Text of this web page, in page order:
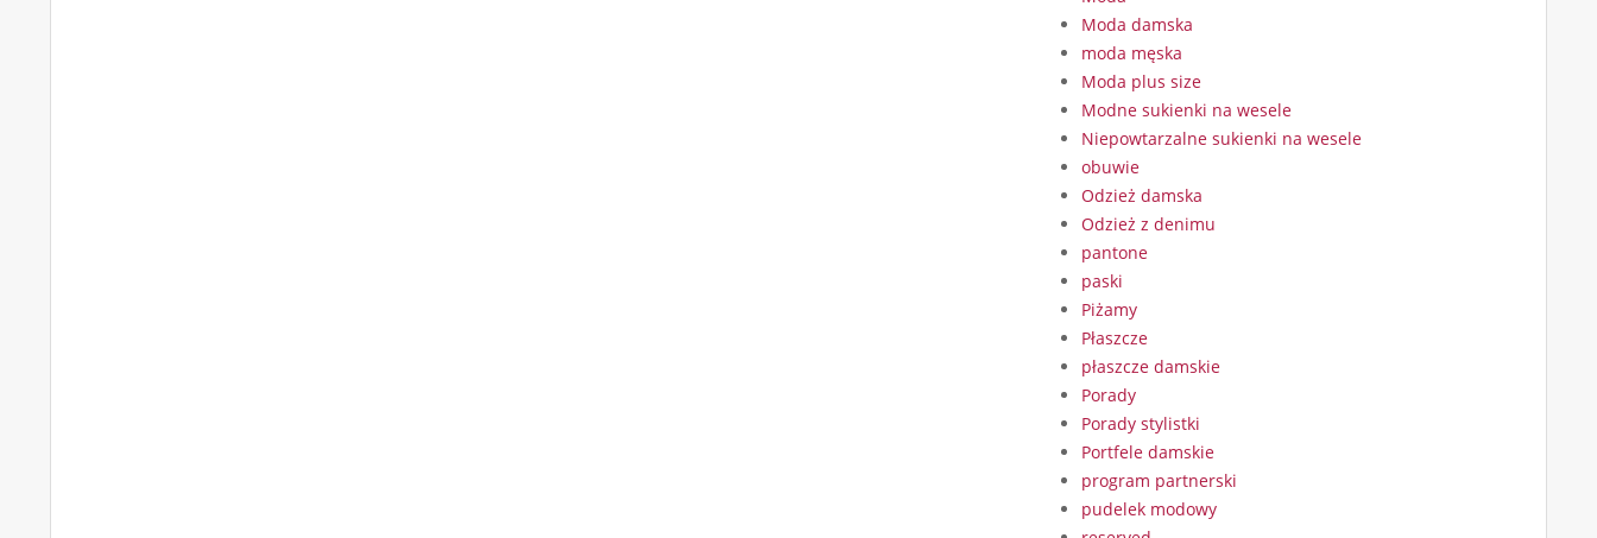
Moda damska
moda męska
Moda plus size
Modne sukienki na wesele
Niepowtarzalne sukienki na wesele
obuwie
Odzież damska
Odzież z denimu
pantone
paski
Piżamy
Płaszcze
płaszcze damskie
Porady
Porady stylistki
Portfele damskie
program partnerski
pudelek modowy